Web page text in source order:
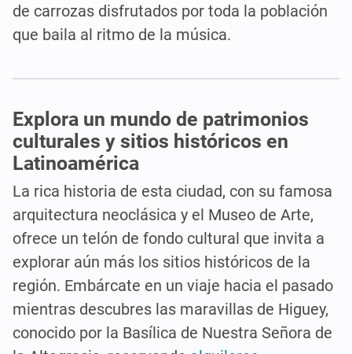
de carrozas disfrutados por toda la población
que baila al ritmo de la música.
Explora un mundo de patrimonios
culturales y sitios históricos en
Latinoamérica
La rica historia de esta ciudad, con su famosa
arquitectura neoclásica y el Museo de Arte,
ofrece un telón de fondo cultural que invita a
explorar aún más los sitios históricos de la
región. Embárcate en un viaje hacia el pasado
mientras descubres las maravillas de Higuey,
conocido por la Basílica de Nuestra Señora de